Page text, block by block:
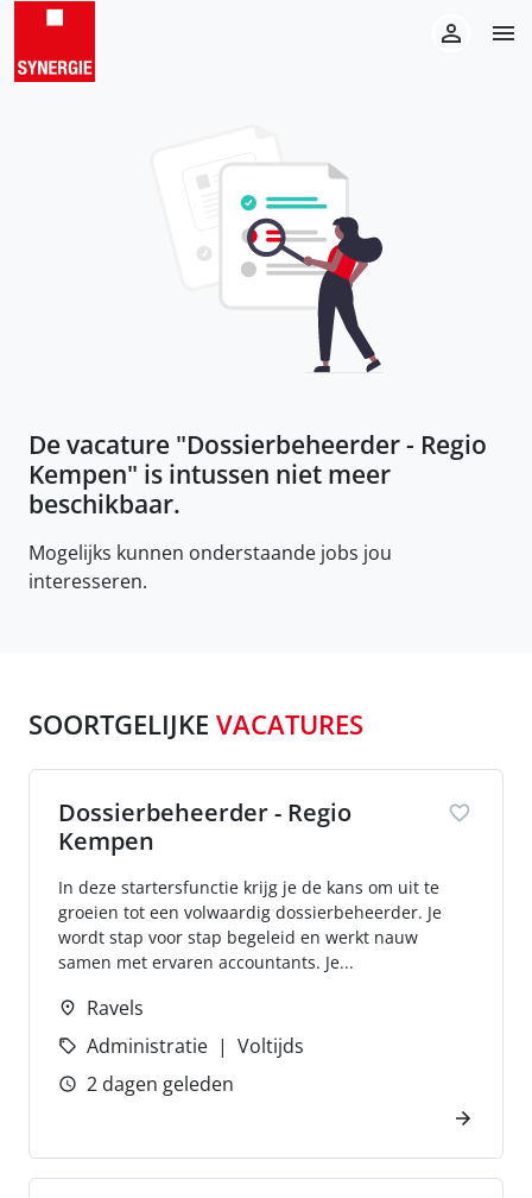
De vacature "Dossierbeheerder - Regio
Kempen" is intussen niet meer
beschikbaar.
Mogelijks kunnen onderstaande jobs jou
interesseren.
SOORTGELIJKE VACATURES
Dossierbeheerder - Regio
Kempen
In deze startersfunctie krijg je de kans om uit te
groeien tot een volwaardig dossierbeheerder. Je
wordt stap voor stap begeleid en werkt nauw
samen met ervaren accountants. Je...
Ravels
Administratie
Voltijds
2 dagen geleden